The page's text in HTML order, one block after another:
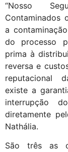
“Nosso
Contaminados
a
do processo
prima à
reversa e
reputacional
existe a
interrupção
diretamente
Nathália.
São três as